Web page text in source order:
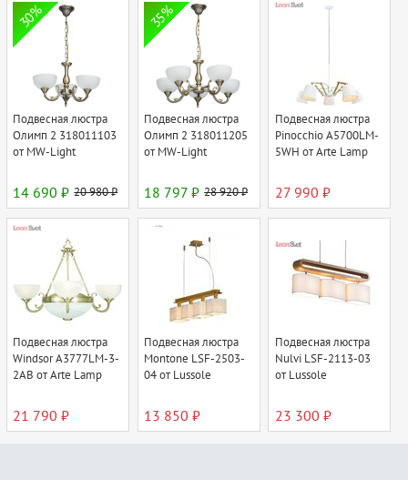
30%
Подвесная люстра
Олимп 2 318011103
от MW-Light
14 690 ₽ 20 980 ₽
35%
Подвесная люстра
Олимп 2 318011205
от MW-Light
18 797 ₽ 28 920 ₽
Подвесная люстра
Pinocchio A5700LM-
5WH от Arte Lamp
27 990 ₽
Подвесная люстра
Windsor A3777LM-3-
2AB от Arte Lamp
21 790 ₽
Подвесная люстра
Montone LSF-2503-
04 от Lussole
13 850 ₽
Подвесная люстра
Nulvi LSF-2113-03
от Lussole
23 300 ₽